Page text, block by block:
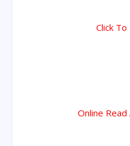
Click
Online